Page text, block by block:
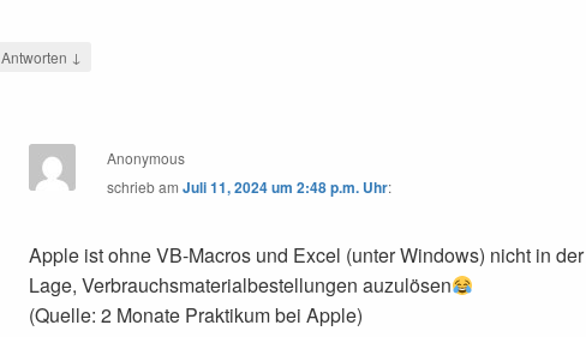
Antworten ↓
Anonymous
schriebamJuli 11, 2024 um 2:48 p.m. Uhr:
Apple ist ohne VB-Macros und Excel (unter Windows) nicht in der
Lage, Verbrauchsmaterialbestellungen auzulösen
(Quelle: 2 Monate Praktikum bei Apple)